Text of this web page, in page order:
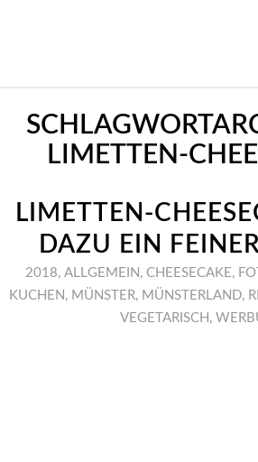
LIMETTEN-
LIMETTEN-
DAZU EIN
2018, ALLGEMEIN , CHEESECAKE,
KUCHEN , MÜNSTER, MÜNSTERLAND,
VEGETARISCH ,